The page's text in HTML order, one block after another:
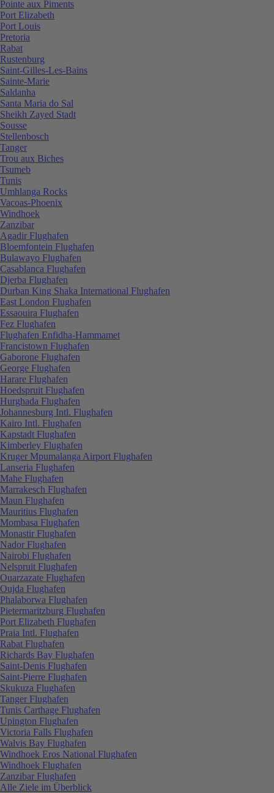
Pointe aux Piments
Port Elizabeth
Port Louis
Pretoria
Rabat
Rustenburg
Saint-Gilles-Les-Bains
Sainte-Marie
Saldanha
Santa Maria do Sal
Sheikh Zayed Stadt
Sousse
Stellenbosch
Tanger
Trou aux Biches
Tsumeb
Tunis
Umhlanga Rocks
Vacoas-Phoenix
Windhoek
Zanzibar
Agadir Flughafen
Bloemfontein Flughafen
Bulawayo Flughafen
Casablanca Flughafen
Djerba Flughafen
Durban King Shaka International Flughafen
East London Flughafen
Essaouira Flughafen
Fez Flughafen
Flughafen Enfidha-Hammamet
Francistown Flughafen
Gaborone Flughafen
George Flughafen
Harare Flughafen
Hoedspruit Flughafen
Hurghada Flughafen
Johannesburg Intl. Flughafen
Kairo Intl. Flughafen
Kapstadt Flughafen
Kimberley Flughafen
Kruger Mpumalanga Airport Flughafen
Lanseria Flughafen
Mahe Flughafen
Marrakesch Flughafen
Maun Flughafen
Mauritius Flughafen
Mombasa Flughafen
Monastir Flughafen
Nador Flughafen
Nairobi Flughafen
Nelspruit Flughafen
Ouarzazate Flughafen
Oujda Flughafen
Phalaborwa Flughafen
Pietermaritzburg Flughafen
Port Elizabeth Flughafen
Praia Intl. Flughafen
Rabat Flughafen
Richards Bay Flughafen
Saint-Denis Flughafen
Saint-Pierre Flughafen
Skukuza Flughafen
Tanger Flughafen
Tunis Carthage Flughafen
Upington Flughafen
Victoria Falls Flughafen
Walvis Bay Flughafen
Windhoek Eros National Flughafen
Windhoek Flughafen
Zanzibar Flughafen
Alle Ziele im Überblick